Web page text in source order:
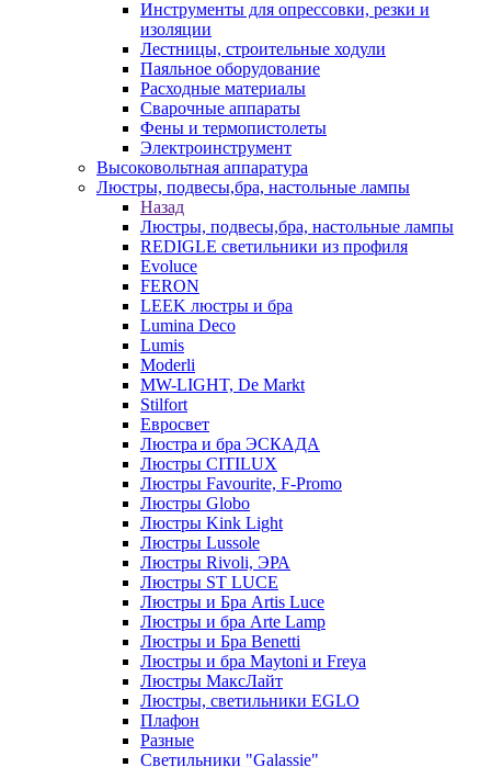
Инструменты для опрессовки, резки и
изоляции
Лестницы, строительные ходули
Паяльное оборудование
Расходные материалы
Сварочные аппараты
Фены и термопистолеты
Электроинструмент
Высоковольтная аппаратура
Люстры, подвесы,бра, настольные лампы
Назад
Люстры, подвесы,бра, настольные лампы
REDIGLE светильники из профиля
Evoluce
FERON
LEEK люстры и бра
Lumina Deco
Lumis
Moderli
MW-LIGHT, De Markt
Stilfort
Евросвет
Люстра и бра ЭСКАДА
Люстры CITILUX
Люстры Favourite, F-Promo
Люстры Globo
Люстры Kink Light
Люстры Lussole
Люстры Rivoli, ЭРА
Люстры ST LUCE
Люстры и Бра Artis Luce
Люстры и бра Arte Lamp
Люстры и Бра Benetti
Люстры и бра Maytoni и Freya
Люстры МаксЛайт
Люстры, светильники EGLO
Плафон
Разные
Светильники "Galassie"